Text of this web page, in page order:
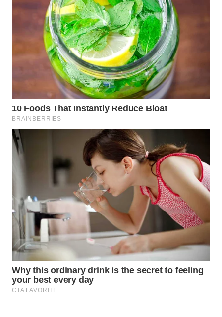
WAHANA
WAHANA
PERSONA
OTOMOTIF
WAHANA
HEALTH
LAPAK
WAHANA
Wahana
Network
KONSUMEN
LISTRIK